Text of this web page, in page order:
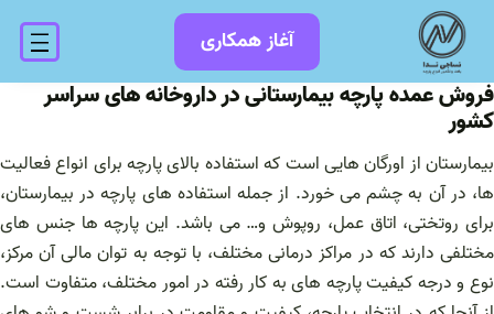
محتوا
آغاز همکاری
فروش عمده پارچه بیمارستانی در داروخانه های سراسر
کشور
بیمارستان از اورگان هایی است که استفاده بالای پارچه برای انواع فعالیت
ها، در آن به چشم می خورد. از جمله استفاده های پارچه در بیمارستان،
برای روتختی، اتاق عمل، روپوش و… می باشد. این پارچه ها جنس های
مختلفی دارند که در مراکز درمانی مختلف، با توجه به توان مالی آن مرکز،
نوع و درجه کیفیت پارچه های به کار رفته در امور مختلف، متفاوت است.